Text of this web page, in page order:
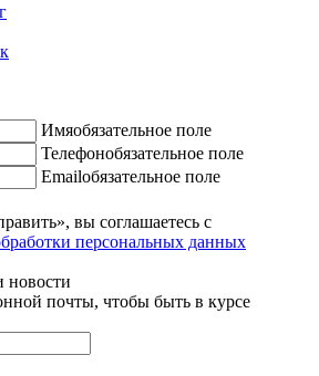
Имяобязательное поле
Телефонобязательное поле
Emailобязательное поле
вы соглашаетесь с
персональных данных
новости
почты, чтобы быть в курсе